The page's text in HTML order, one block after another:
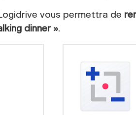
vous permettra de
dinner ».